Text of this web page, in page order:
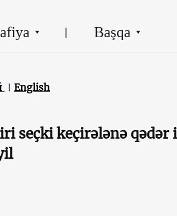
Başqa
English
seçki keçirələnə qədər